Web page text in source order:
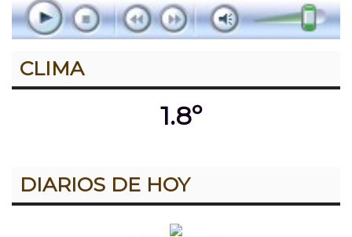
CLIMA
1.8º
DIARIOS DE HOY